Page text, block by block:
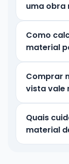
uma obra
Como
material
Comprar
vista vale
Quais
material